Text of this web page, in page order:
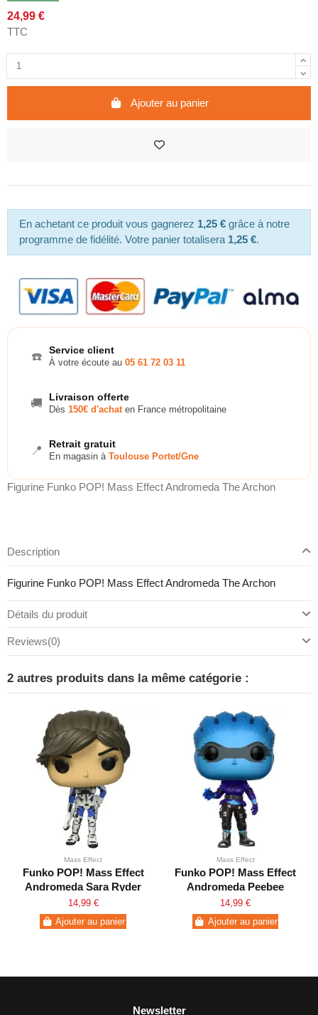
24,99 €
TTC
Ajouter au panier
En achetant ce produit vous gagnerez 1,25 € grâce à notre
programme de fidélité. Votre panier totalisera 1,25 €.
☎️ Service client
À votre écoute au 05 61 72 03 11
🚚 Livraison offerte
Dès 150€ d'achaten France métropolitaine
📍 Retrait gratuit
En magasin à Toulouse Portet/Gne
Figurine Funko POP! Mass Effect Andromeda The Archon
Description
Figurine Funko POP! Mass Effect Andromeda The Archon
Détails du produit
Reviews(0)
2 autres produits dans la même catégorie :
Mass Effect
Funko POP! Mass Effect
Andromeda Sara Ryder
14,99 €
Ajouter au panier
Mass Effect
Funko POP! Mass Effect
Andromeda Peebee
14,99 €
Ajouter au panier
Newsletter